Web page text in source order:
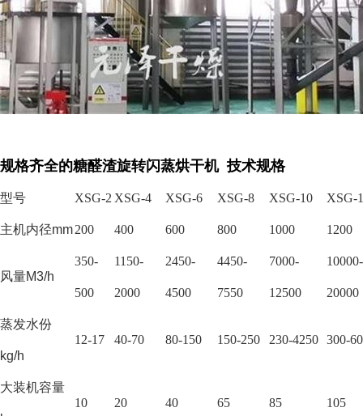
规格齐全的糖醛渣旋转闪蒸烘干机 技术规格
型号 XSG-2 XSG-4 XSG-6 XSG-8 XSG-10 XSG-
主机内径mm200 400 600 800 1000 1200
风量M3/h
350-
500
1150-
2000
2450-
4500
4450-
7550
7000-
12500
10000-
20000
蒸发水份
kg/h
12-17 40-70 80-150 150-250 230-4250 300-
大装机容量
10 20 40 65 85 105